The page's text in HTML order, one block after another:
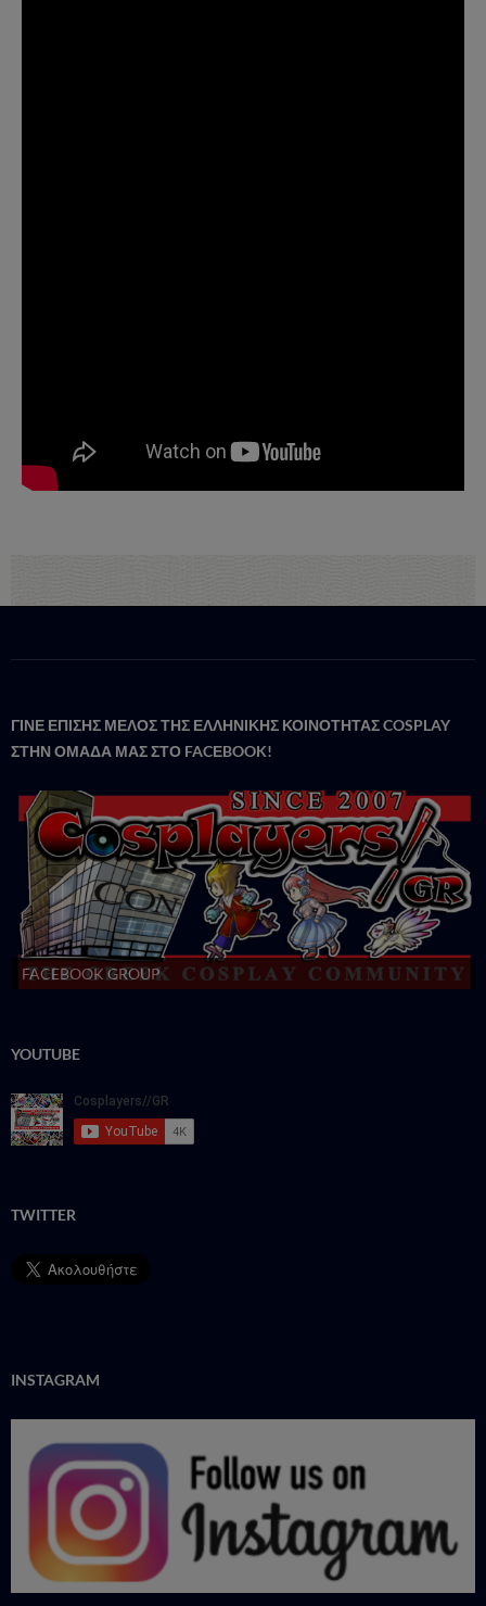
ΓΙΝΕ ΕΠΙΣΗΣ ΜΕΛΟΣ ΤΗΣ ΕΛΛΗΝΙΚΗΣ ΚΟΙΝΟΤΗΤΑΣ COSPLAY
ΣΤΗΝ ΟΜΑΔΑ ΜΑΣ ΣΤΟ FACΕBOOK!
FACEBOOK GROUP
YOUTUBE
TWITTER
INSTAGRAM